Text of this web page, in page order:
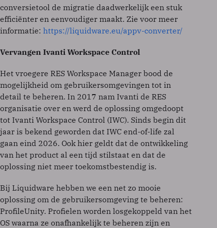
conversietool de migratie daadwerkelijk een stuk
efficiënter en eenvoudiger maakt. Zie voor meer
informatie: https://liquidware.eu/appv-converter/
Vervangen Ivanti Workspace Control
Het vroegere RES Workspace Manager bood de
mogelijkheid om gebruikersomgevingen tot in
detail te beheren. In 2017 nam Ivanti de RES
organisatie over en werd de oplossing omgedoopt
tot Ivanti Workspace Control (IWC). Sinds begin dit
jaar is bekend geworden dat IWC end-of-life zal
gaan eind 2026. Ook hier geldt dat de ontwikkeling
van het product al een tijd stilstaat en dat de
oplossing niet meer toekomstbestendig is.
Bij Liquidware hebben we een net zo mooie
oplossing om de gebruikersomgeving te beheren:
ProfileUnity. Profielen worden losgekoppeld van het
OS waarna ze onafhankelijk te beheren zijn en